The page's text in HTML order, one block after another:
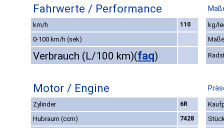
Fahrwerte / Performance
km/h 110
kg/
0-100 km/h (sek)
Verbrauch (L/100 km)(faq)
Motor / Engine
Zylinder 6R
Hubraum (ccm)
7428